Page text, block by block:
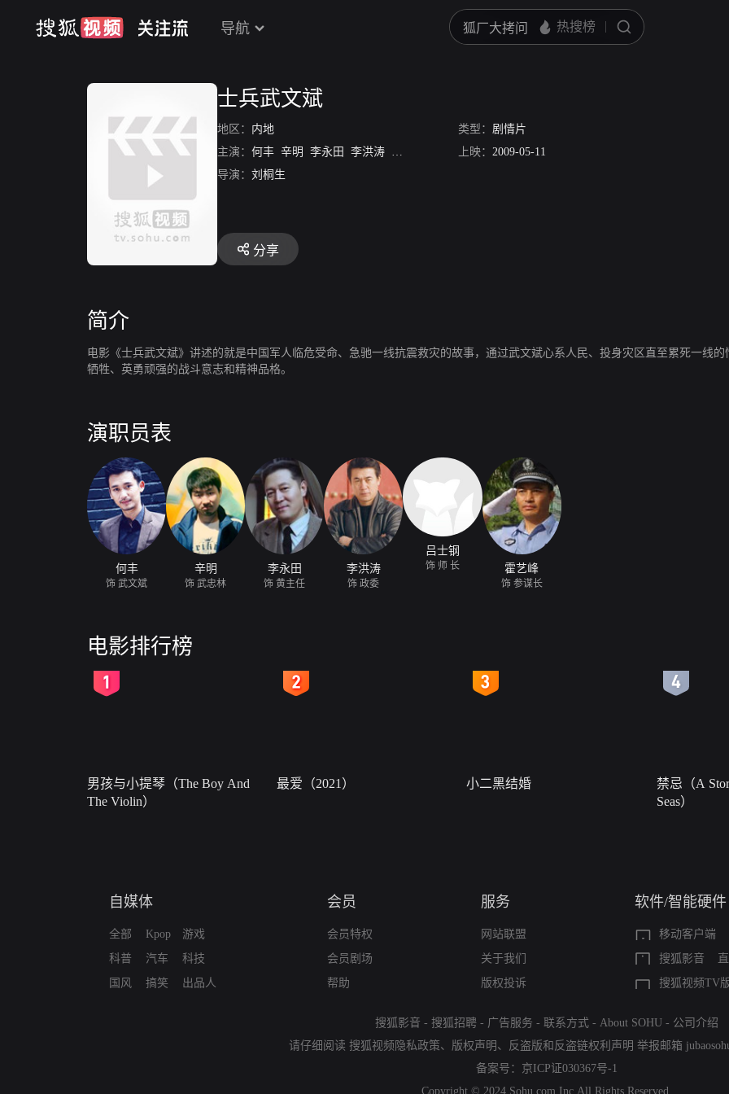
导航
士兵武文斌
地区： 内地 类型： 剧情片
主演： 何丰 辛明 李永田 李洪涛 吕士钢 霍艺峰上映： 2009-05-11
导演： 刘桐生
分享
简介
电影《士兵武文斌》讲述的就是中国军人临危受命、急驰一线抗震救灾的故事，通过武文斌心系人民、投身灾区直至累死一线
牺牲、英勇顽强的战斗意志和精神品格。
演职员表
何丰
饰 武文斌
辛明
饰 武忠林
李永田
饰 黄主任
李洪涛
饰 政委
吕士钢
饰 师 长 霍艺峰
饰 参谋长
电影排行榜
男孩与小提琴（The Boy And
The Violin）
最爱（2021） 小二黑结婚
禁忌（A
Seas）
自媒体
全部
科普
国风
Kpop
汽车
搞笑
游戏
科技
出品人
会员
会员特权
会员剧场
帮助
服务
网站联盟
关于我们
版权投诉
软件/智能硬件
移动客户端
搜狐影音
搜狐视频TV
搜狐影音 - 搜狐招聘 - 广告服务 - 联系方式 - About SOHU - 公司介绍
请仔细阅读 搜狐视频隐私政策、 版权声明 、 反盗版和反盗链权利声明 举报邮箱
备案号： 京ICP证030367号-1
Copyright © 2024 Sohu.com Inc.All Rights Reserved.